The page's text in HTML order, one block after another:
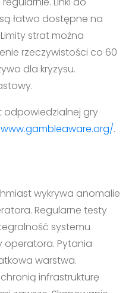
łatwo dostępne na
strat można
rzeczywistości co 60
dla kryzysu.
odpowiedzialnej gry
.
wykrywa anomalie
Regularne testy
systemu
Pytania
warstwa.
infrastrukturę